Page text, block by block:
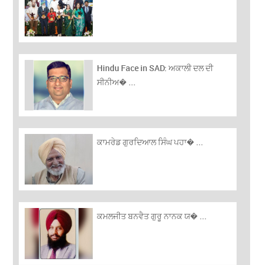
Hindu Face in SAD: ਅਕਾਲੀ ਦਲ ਦੀ
ਸੀਨੀਅ� ...
ਕਾਮਰੇਡ ਗੁਰਦਿਆਲ ਸਿੰਘ ਪਹਾ� ...
ਕਮਲਜੀਤ ਬਨਵੈਤ ਗੁਰੂ ਨਾਨਕ ਯ� ...